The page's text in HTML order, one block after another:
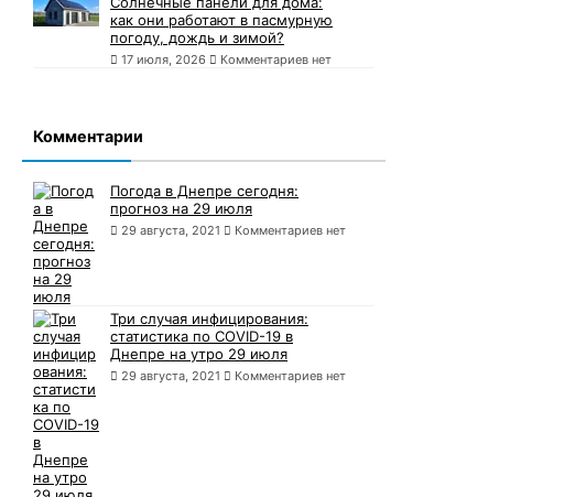
как они работают в пасмурную
погоду, дождь и зимой?
17 июля, 2026 Комментариев нет
Комментарии
Погода в Днепре сегодня:
прогноз на 29 июля
29 августа, 2021 Комментариев нет
Три случая инфицирования:
статистика по COVID-19 в
Днепре на утро 29 июля
29 августа, 2021 Комментариев нет